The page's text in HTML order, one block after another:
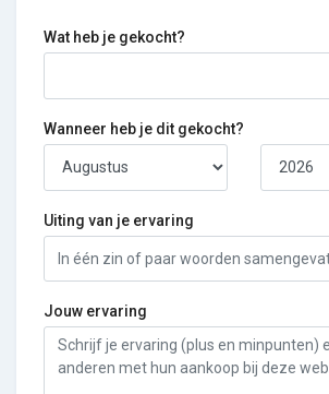
Wat heb je gekocht?
Wanneer heb je dit gekocht?
Uiting van je ervaring
Jouw ervaring